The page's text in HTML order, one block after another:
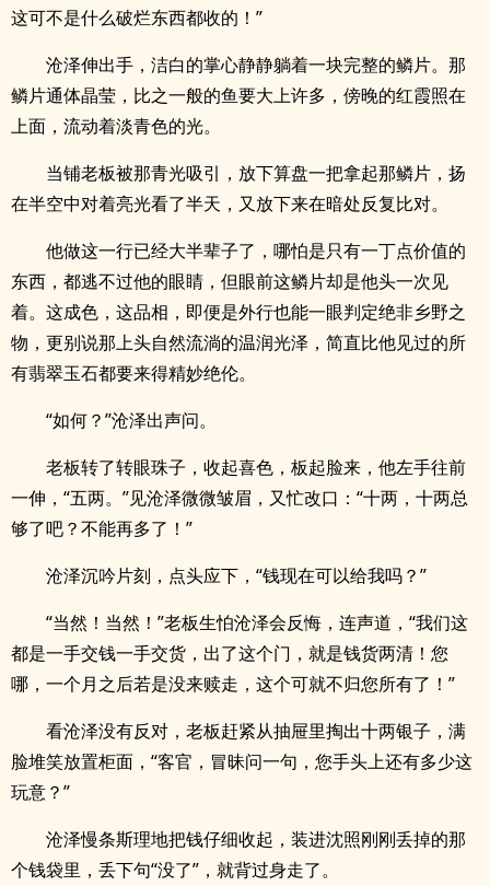
这可不是什么破烂东西都收的！”
沧泽伸出手，洁白的掌心静静躺着一块完整的鳞片。那
鳞片通体晶莹，比之一般的鱼要大上许多，傍晚的红霞照在
上面，流动着淡青色的光。
当铺老板被那青光吸引，放下算盘一把拿起那鳞片，扬
在半空中对着亮光看了半天，又放下来在暗处反复比对。
他做这一行已经大半辈子了，哪怕是只有一丁点价值的
东西，都逃不过他的眼睛，但眼前这鳞片却是他头一次见
着。这成色，这品相，即便是外行也能一眼判定绝非乡野之
物，更别说那上头自然流淌的温润光泽，简直比他见过的所
有翡翠玉石都要来得精妙绝伦。
“如何？”沧泽出声问。
老板转了转眼珠子，收起喜色，板起脸来，他左手往前
一伸，“五两。”见沧泽微微皱眉，又忙改口：“十两，十两总
够了吧？不能再多了！”
沧泽沉吟片刻，点头应下，“钱现在可以给我吗？”
“当然！当然！”老板生怕沧泽会反悔，连声道，“我们这
都是一手交钱一手交货，出了这个门，就是钱货两清！您
哪，一个月之后若是没来赎走，这个可就不归您所有了！”
看沧泽没有反对，老板赶紧从抽屉里掏出十两银子，满
脸堆笑放置柜面，“客官，冒昧问一句，您手头上还有多少这
玩意？”
沧泽慢条斯理地把钱仔细收起，装进沈照刚刚丢掉的那
个钱袋里，丢下句“没了”，就背过身走了。